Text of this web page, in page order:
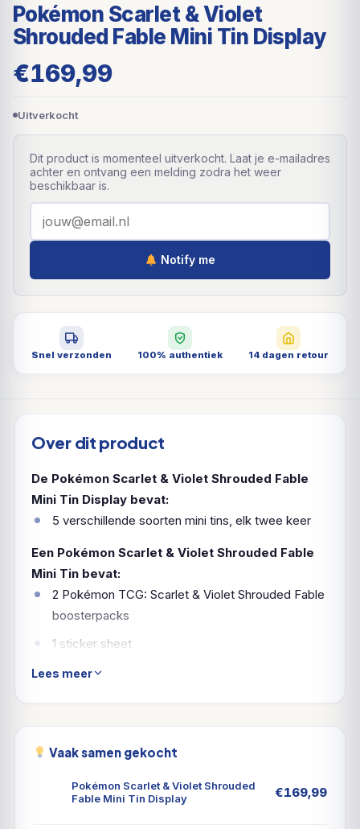
Pokémon Scarlet & Violet
Shrouded Fable Mini Tin Display
€169,99
Uitverkocht
Dit product is momenteel uitverkocht. Laat je e-mailadres
achter en ontvang een melding zodra het weer
beschikbaar is.
Notify me
Snel verzonden 100% authentiek 14 dagen retour
Over dit product
De Pokémon Scarlet & Violet Shrouded Fable
Mini Tin Display bevat:
5 verschillende soorten mini tins, elk twee keer
Een Pokémon Scarlet & Violet Shrouded Fable
Mini Tin bevat:
2 Pokémon TCG: Scarlet & Violet Shrouded Fable
boosterpacks
1 sticker sheet
Een Pokémon art kaart met de art van deze Mini
de tijd verstrijkt in het land
Lees meer
Vaak samen gekocht
Pokémon Scarlet & Violet Shrouded
Fable Mini Tin Display
€169,99